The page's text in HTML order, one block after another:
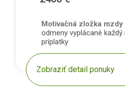
Motivačná zložka mzdy
odmeny vyplácané
príplatky
Zobraziť detail ponuky